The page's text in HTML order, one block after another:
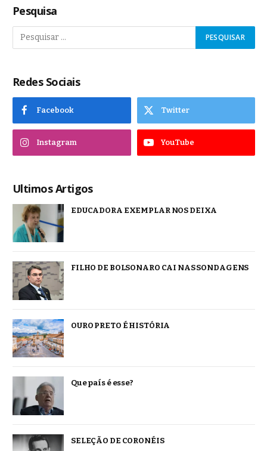
Pesquisa
Redes Sociais
Facebook Twitter
Instagram YouTube
Ultimos Artigos
EDUCADORA EXEMPLAR NOS DEIXA
FILHO DE BOLSONARO CAI NAS SONDAGENS
OURO PRETO É HISTÓRIA
Que país é esse?
SELEÇÃO DE CORONÉIS